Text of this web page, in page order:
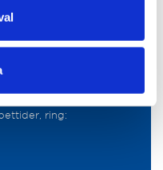
ring: